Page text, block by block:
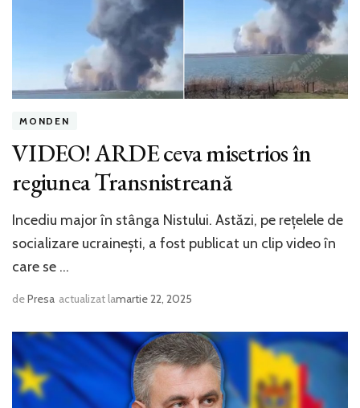
MONDEN
VIDEO! ARDE ceva misetrios în
regiunea Transnistreană
Incediu major în stânga Nistului. Astăzi, pe rețelele de
socializare ucrainești, a fost publicat un clip video în
care se …
dePresa actualizat lamartie 22, 2025